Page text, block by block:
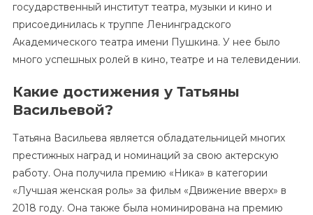
государственный институт театра, музыки и кино и
присоединилась к труппе Ленинградского
Академического театра имени Пушкина. У нее было
много успешных ролей в кино, театре и на телевидении.
Какие достижения у Татьяны
Васильевой?
Татьяна Васильева является обладательницей многих
престижных наград и номинаций за свою актерскую
работу. Она получила премию «Ника» в категории
«Лучшая женская роль» за фильм «Движение вверх» в
2018 году. Она также была номинирована на премию